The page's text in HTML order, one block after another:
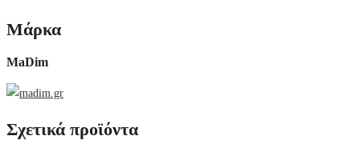
Μάρκα
MaDim
Σχετικά προϊόντα